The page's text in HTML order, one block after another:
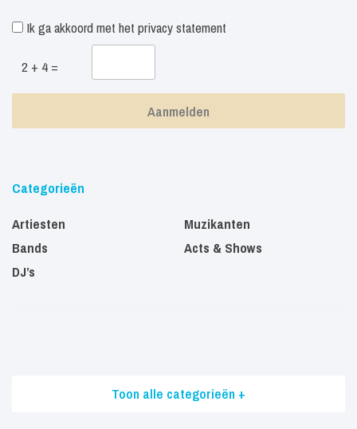
Ik ga akkoord met het privacy statement
2 + 4 =
Categorieën
Artiesten
Bands
DJ’s
Muzikanten
Acts & Shows
Toon alle categorieën +